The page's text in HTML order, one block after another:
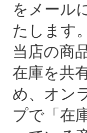
をメール
たします。
当店の商
在庫を共
め、オン
プで「在